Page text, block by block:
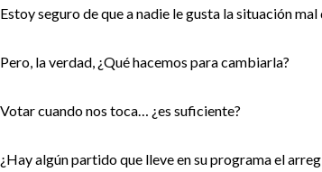
Estoy seguro de que a nadie le gusta la situación
Pero, la verdad, ¿Qué hacemos para cambiarla?
Votar cuando nos toca… ¿es suficiente?
¿Hay algún partido que lleve en su programa el